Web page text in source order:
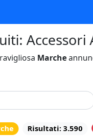
Marche
Risultati: 3.590